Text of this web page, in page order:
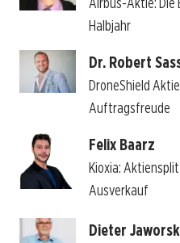
Halbjahr
Dr. Robert
DroneShield
Auftragsfreude
Felix Baarz
Kioxia:
Ausverkauf
Dieter